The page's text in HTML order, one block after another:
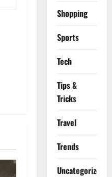
Shopping
Sports
Tech
Tips &
Tricks
Travel
Trends
Uncategorized